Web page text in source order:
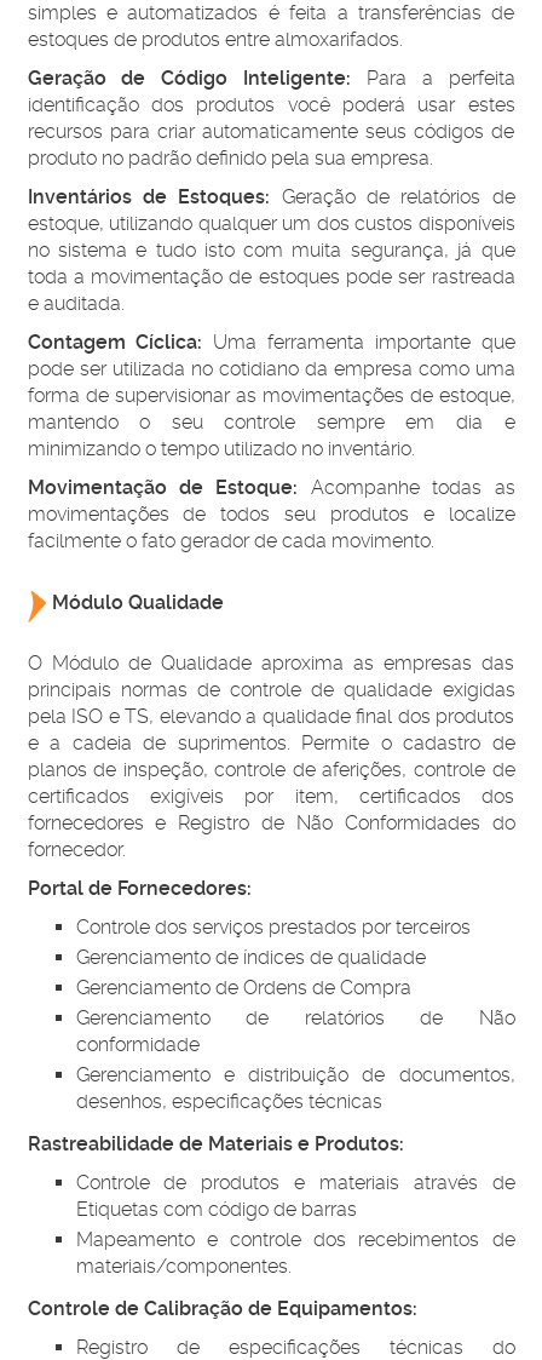
simples e automatizados é feita a transferências de
estoques de produtos entre almoxarifados.
Geração de Código Inteligente:
Para a perfeita
identificação dos produtos você poderá usar estes
recursos para criar automaticamente seus códigos de
produto no padrão definido pela sua empresa.
Inventários de Estoques: Geração de relatórios de
estoque, utilizando qualquer um dos custos disponíveis
no sistema e tudo isto com muita segurança, já que
toda a movimentação de estoques pode ser rastreada
e auditada.
Contagem Cíclica: Uma ferramenta importante que
pode ser utilizada no cotidiano da empresa como uma
forma de supervisionar as movimentações de estoque,
mantendo o seu controle sempre em dia e
minimizando o tempo utilizado no inventário.
Movimentação de Estoque:
Acompanhe todas as
movimentações de todos seu produtos e localize
facilmente o fato gerador de cada movimento.
Módulo Qualidade
O Módulo de Qualidade aproxima as empresas das
principais normas de controle de qualidade exigidas
pela ISO e TS, elevando a qualidade final dos produtos
e a cadeia de suprimentos. Permite o cadastro de
planos de inspeção, controle de aferições, controle de
certificados exigíveis por item, certificados dos
fornecedores e Registro de Não Conformidades do
fornecedor.
Portal de Fornecedores:
Controle dos serviços prestados por terceiros
Gerenciamento de índices de qualidade
Gerenciamento de Ordens de Compra
Gerenciamento de relatórios de Não
conformidade
Gerenciamento e distribuição de documentos,
desenhos, especificações técnicas
Rastreabilidade de Materiais e Produtos:
Controle de produtos e materiais através de
Etiquetas com código de barras
Mapeamento e controle dos recebimentos de
materiais/componentes.
Controle de Calibração de Equipamentos:
Registro de especificações técnicas do